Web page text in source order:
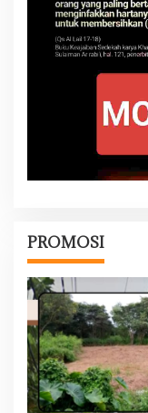
PROMOSI